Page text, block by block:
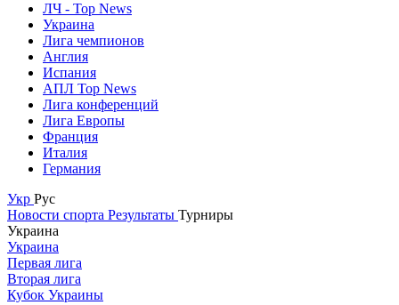
ЛЧ - Top News
Украина
Лига чемпионов
Англия
Испания
АПЛ Top News
Лига конференций
Лига Европы
Франция
Италия
Германия
Укр Рус
Новости спорта Результаты Турниры
Украина
Украина
Первая лига
Вторая лига
Кубок Украины